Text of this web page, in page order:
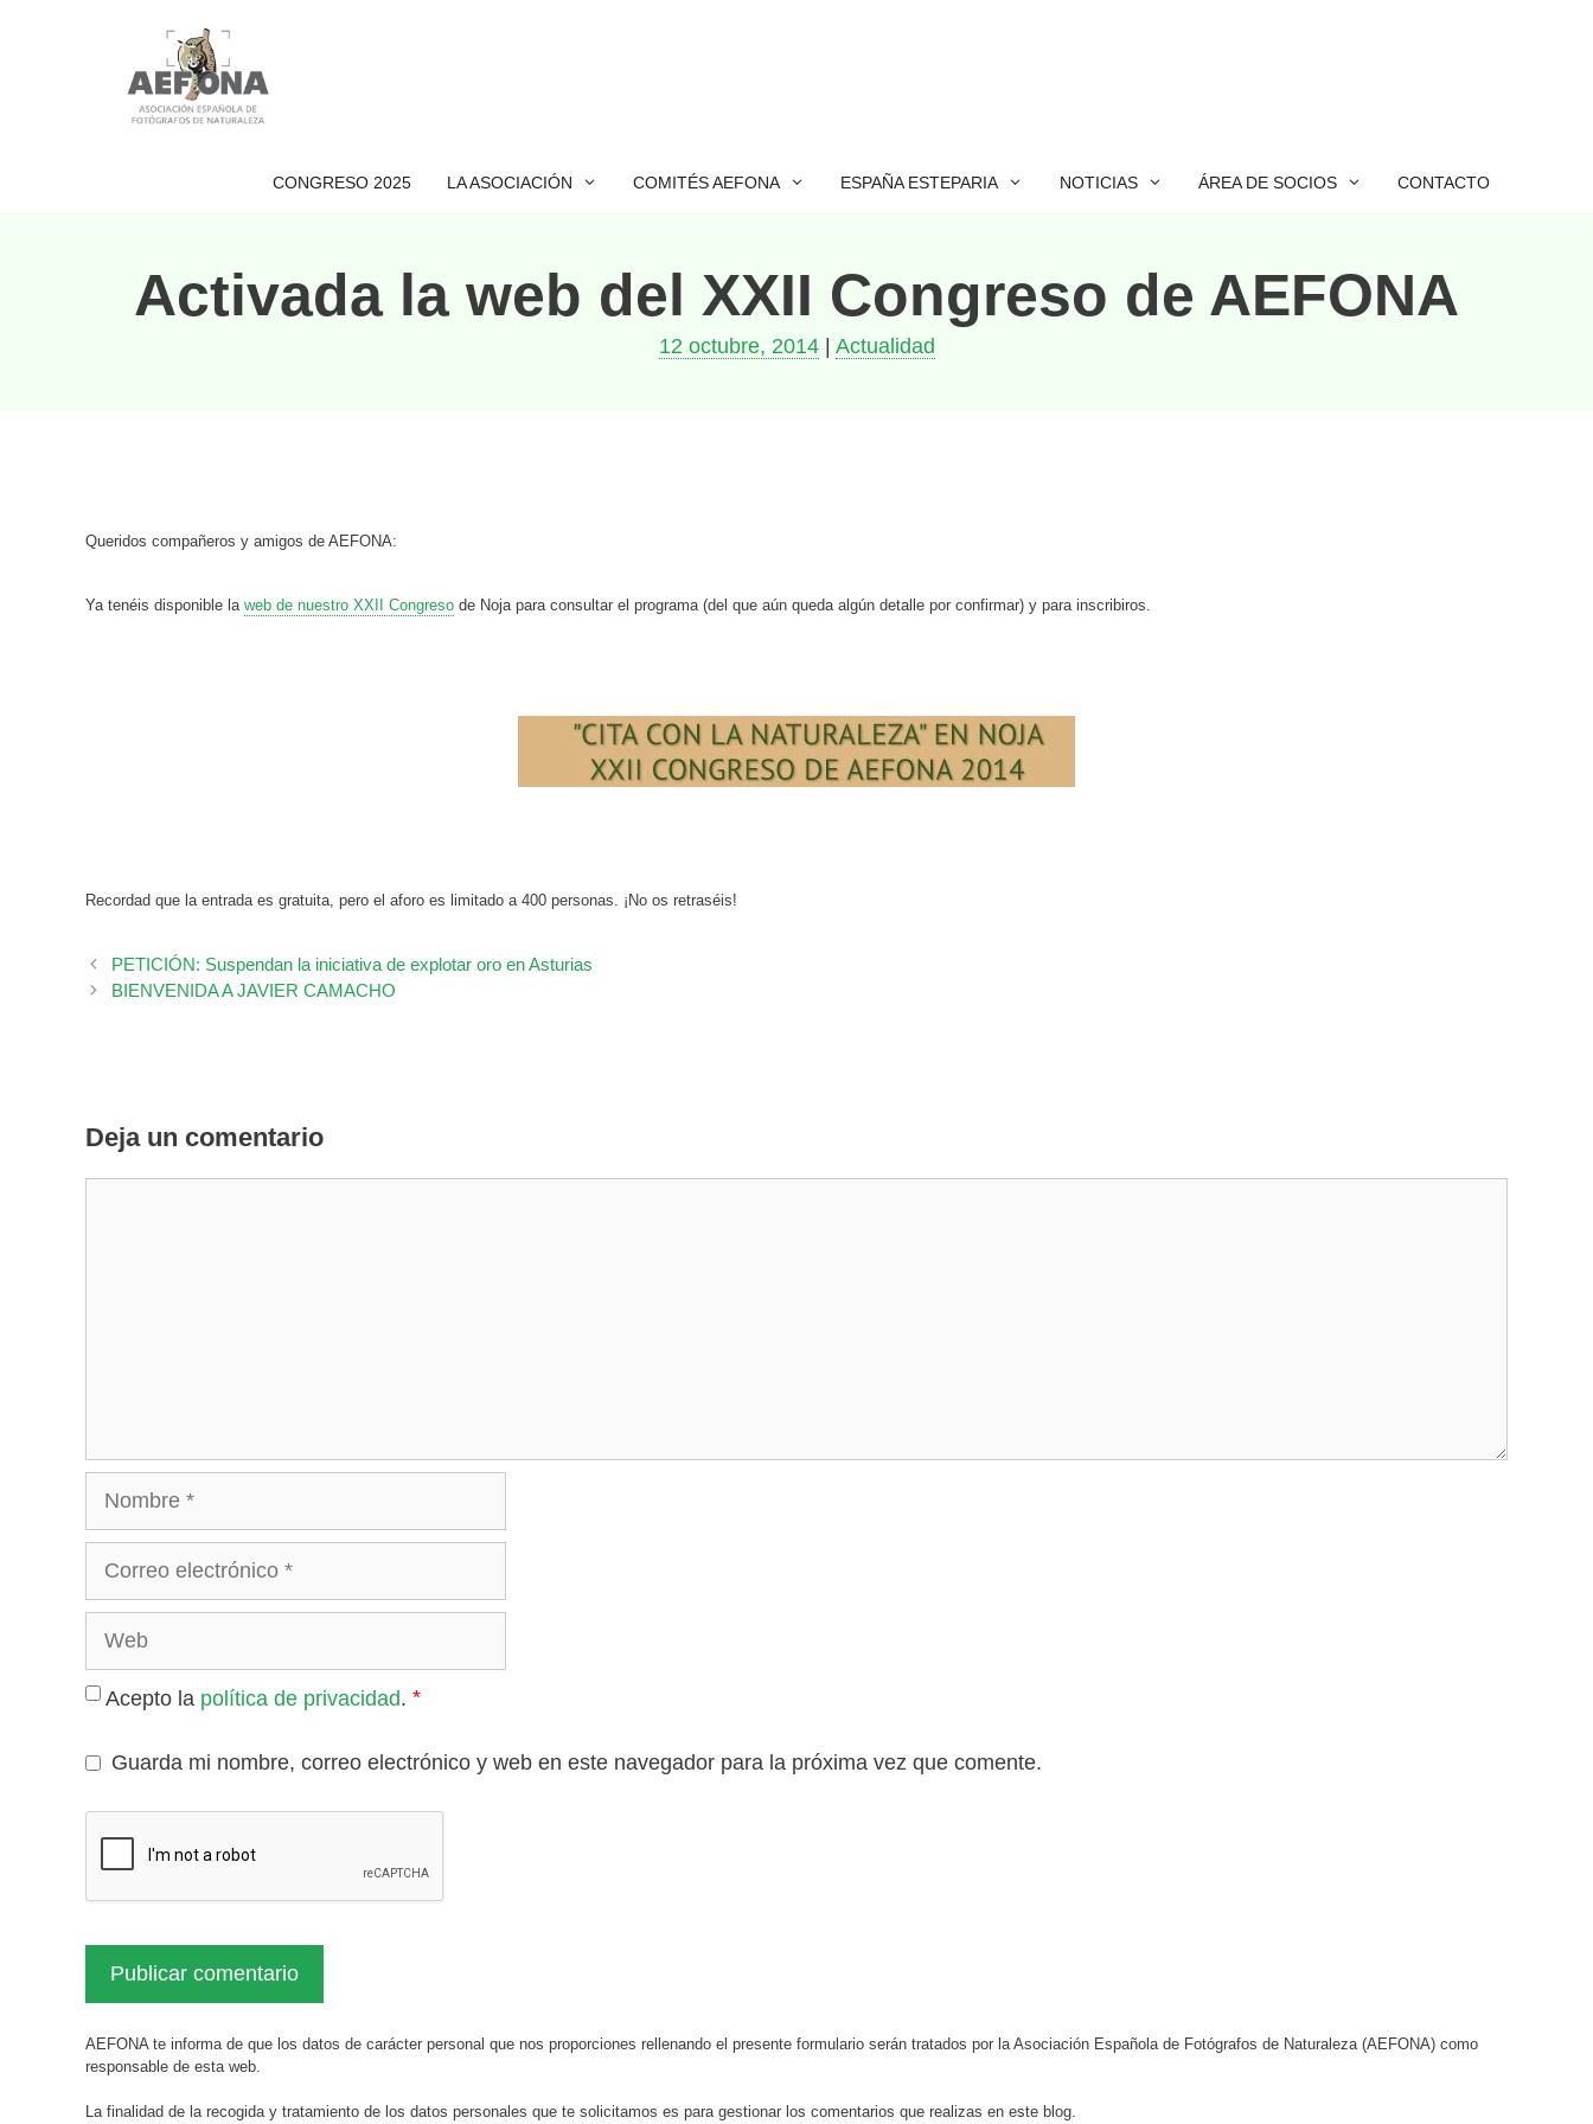
CONGRESO 2025 LA ASOCIACIÓN COMITÉS AEFONA ESPAÑA ESTEPARIA NOTICIAS ÁREA DE SOCIOS CONTACTO
Activada la web del XXII Congreso de AEFONA
12 octubre, 2014| Actualidad
Queridos compañeros y amigos de AEFONA:
Ya tenéis disponible la web de nuestro XXII Congreso de Noja para consultar el programa (del que aún queda algún detalle por confirmar) y para inscribiros.
Recordad que la entrada es gratuita, pero el aforo es limitado a 400 personas. ¡No os retraséis!
PETICIÓN: Suspendan la iniciativa de explotar oro en Asturias
BIENVENIDA A JAVIER CAMACHO
Deja un comentario
Acepto la política de privacidad. *
Guarda mi nombre, correo electrónico y web en este navegador para la próxima vez que comente.
AEFONA te informa de que los datos de carácter personal que nos proporciones rellenando el presente formulario serán tratados por la Asociación Española de Fotógrafos de Naturaleza (AEFONA) como
responsable de esta web.
La finalidad de la recogida y tratamiento de los datos personales que te solicitamos es para gestionar los comentarios que realizas en este blog.